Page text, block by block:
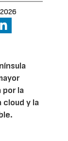
por la
cloud y la